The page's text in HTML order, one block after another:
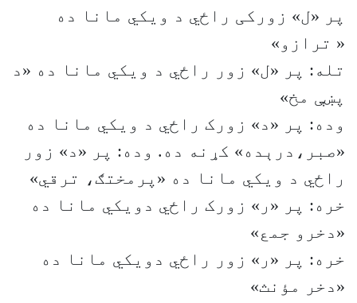
پر «ل» زورکی راځي د ویکي مانا ده
« ترازو»
تله: پر «ل» زور راځي د ویکي مانا ده «د
پښې مخ»
وده: پر «د» زورک راځي د ویکي مانا ده
«صبر،درېده» کړنه ده. وده: پر «د» زور
راځي د ویکي مانا ده «پرمختګ، ترقي»
خره: پر «ر» زورک راځي دویکي مانا ده
«دخرو جمع»
خره: پر «ر» زور راځي دویکي مانا ده
«دخر مؤنث»